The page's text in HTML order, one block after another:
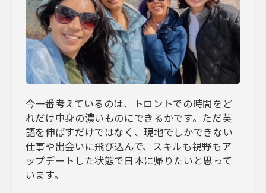
今一番考えているのは、トロントでの時間をど
れだけ中身の濃いものにできるかです。ただ英
語を伸ばすだけではなく、現地でしかできない
仕事や出会いに飛び込んで、スキルも視野もア
ップデートした状態で日本に帰りたいと思って
います。